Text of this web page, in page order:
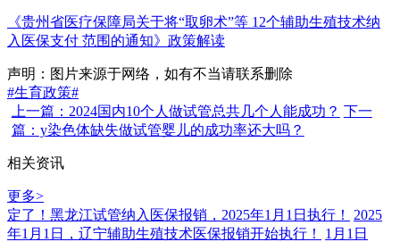
《贵州省医疗保障局关于将“取卵术”等 12个辅助生殖技术纳
入医保支付 范围的通知》政策解读
声明：图片来源于网络，如有不当请联系删除
#生育政策#
上一篇：2024国内10个人做试管总共几个人能成功？ 下一
篇：y染色体缺失做试管婴儿的成功率还大吗？
相关资讯
更多>
定了！黑龙江试管纳入医保报销，2025年1月1日执行！
2025
年1月1日，辽宁辅助生殖技术医保报销开始执行！
1月1日